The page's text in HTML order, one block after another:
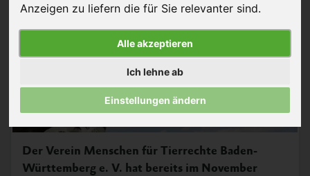
Anzeigen zu liefern die für Sie relevanter sind.
Alle akzeptieren
Ich lehne ab
Einstellungen ändern
Der Verein Menschen für Tierrechte Baden-
Württemberg e. V. hat bereits im November